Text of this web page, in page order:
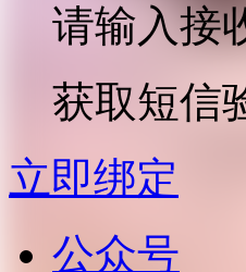
请输入接
获取短信
立即绑定
公众号